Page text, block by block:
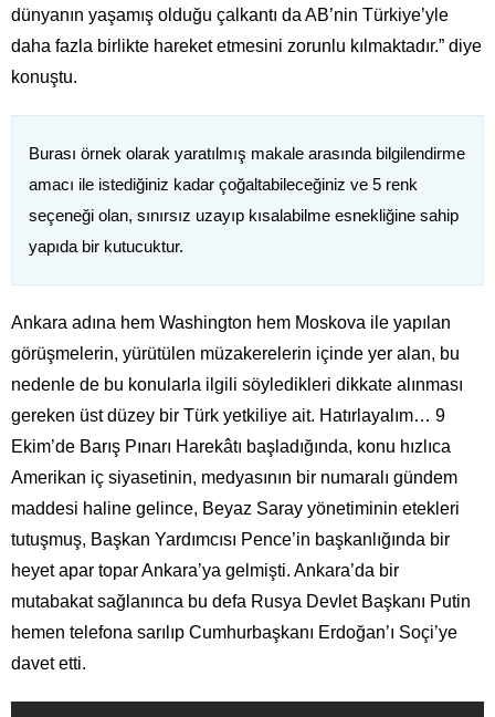
dünyanın yaşamış olduğu çalkantı da AB’nin Türkiye’yle
daha fazla birlikte hareket etmesini zorunlu kılmaktadır.” diye
konuştu.
Burası örnek olarak yaratılmış makale arasında bilgilendirme
amacı ile istediğiniz kadar çoğaltabileceğiniz ve 5 renk
seçeneği olan, sınırsız uzayıp kısalabilme esnekliğine sahip
yapıda bir kutucuktur.
Ankara adına hem Washington hem Moskova ile yapılan
görüşmelerin, yürütülen müzakerelerin içinde yer alan, bu
nedenle de bu konularla ilgili söyledikleri dikkate alınması
gereken üst düzey bir Türk yetkiliye ait. Hatırlayalım… 9
Ekim’de Barış Pınarı Harekâtı başladığında, konu hızlıca
Amerikan iç siyasetinin, medyasının bir numaralı gündem
maddesi haline gelince, Beyaz Saray yönetiminin etekleri
tutuşmuş, Başkan Yardımcısı Pence’in başkanlığında bir
heyet apar topar Ankara’ya gelmişti. Ankara’da bir
mutabakat sağlanınca bu defa Rusya Devlet Başkanı Putin
hemen telefona sarılıp Cumhurbaşkanı Erdoğan’ı Soçi’ye
davet etti.